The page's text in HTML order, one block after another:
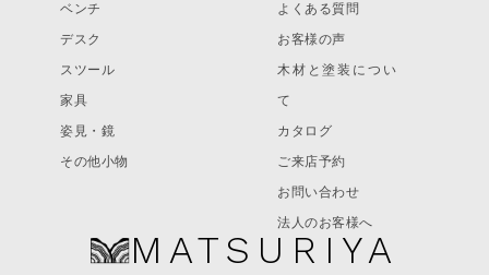
MATSURIYA
ベンチ
デスク
スツール
家具
姿見・鏡
その他小物
よくある質問
お客様の声
木材と塗装につい
て
カタログ
ご来店予約
お問い合わせ
法人のお客様へ